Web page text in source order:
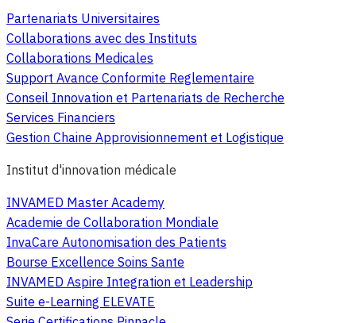
Partenariats Universitaires
Collaborations avec des Instituts
Collaborations Medicales
Support Avance Conformite Reglementaire
Conseil Innovation et Partenariats de Recherche
Services Financiers
Gestion Chaine Approvisionnement et Logistique
Institut d'innovation médicale
INVAMED Master Academy
Academie de Collaboration Mondiale
InvaCare Autonomisation des Patients
Bourse Excellence Soins Sante
INVAMED Aspire Integration et Leadership
Suite e-Learning ELEVATE